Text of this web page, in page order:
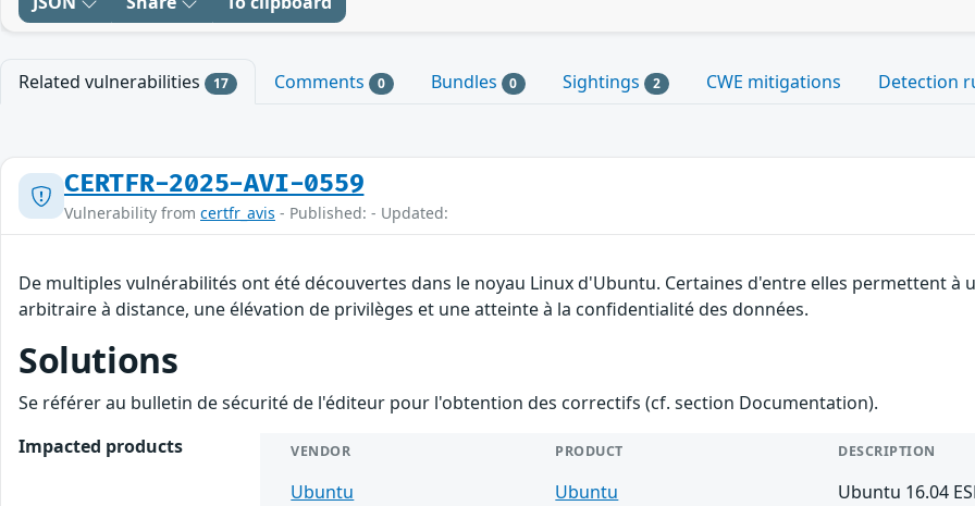
Related vulnerabilities 17 Comments 0 Bundles 0 Sightings 2 CWE mitigations Detection
CERTFR-2025-AVI-0559
Vulnerability from certfr_avis - Published: - Updated:
De multiples vulnérabilités ont été découvertes dans le noyau Linux d'Ubuntu. Certaines d'entre elles permettent
arbitraire à distance, une élévation de privilèges et une atteinte à la confidentialité des données.
Solutions
Se référer au bulletin de sécurité de l'éditeur pour l'obtention des correctifs (cf. section Documentation).
Impacted products
VENDOR PRODUCT DESCRIPTION
Ubuntu Ubuntu
Ubuntu 16.04